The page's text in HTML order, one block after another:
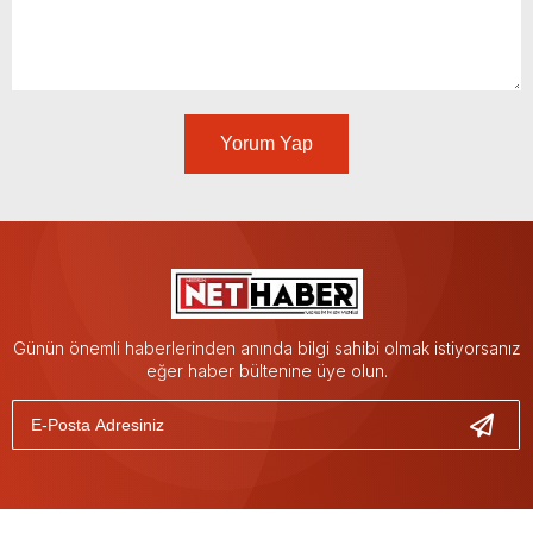
Yorum Yap
Günün önemli haberlerinden anında bilgi sahibi olmak istiyorsanız
eğer haber bültenine üye olun.